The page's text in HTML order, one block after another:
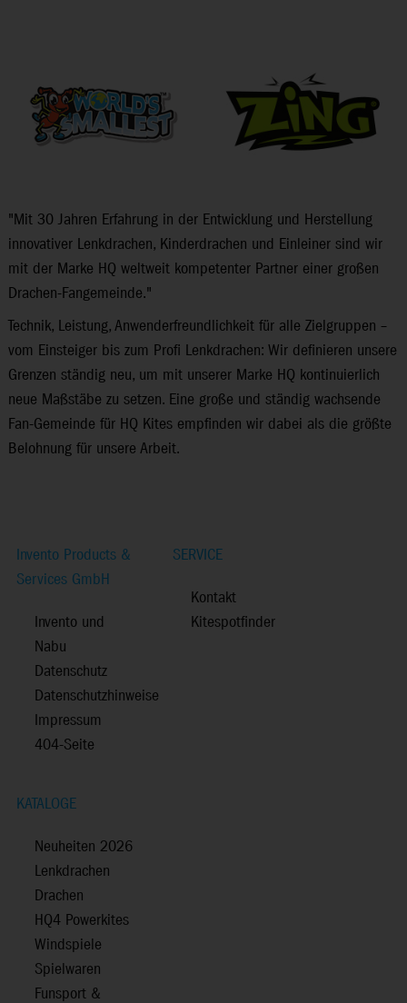
"Mit 30 Jahren Erfahrung in der Entwicklung und Herstellung
innovativer Lenkdrachen, Kinderdrachen und Einleiner sind wir
mit der Marke HQ weltweit kompetenter Partner einer großen
Drachen-Fan­gemeinde."
Technik, Leistung, Anwenderfreundlichkeit für alle Zielgruppen –
vom Einsteiger bis zum Profi Lenkdrachen: Wir definieren unsere
Grenzen ständig neu, um mit unserer Marke HQ kontinuierlich
neue Maßstäbe zu setzen. Eine große und ständig wachsende
Fan-Gemeinde für HQ Kites empfinden wir dabei als die größte
Belohnung für unsere Arbeit.
Invento Products &
Services GmbH
Invento und
Nabu
Datenschutz
Datenschutzhinweise
Impressum
404-Seite
SERVICE
Kontakt
Kitespotfinder
KATALOGE
Neuheiten 2026
Lenkdrachen
Drachen
HQ4 Powerkites
Windspiele
Spielwaren
Funsport &